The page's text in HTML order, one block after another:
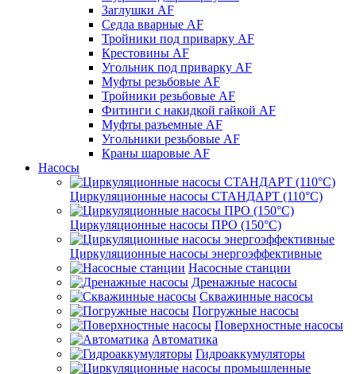
Заглушки AF
Седла вварные AF
Тройники под приварку AF
Крестовины AF
Угольник под приварку AF
Муфты резьбовые AF
Тройники резьбовые AF
Фитинги с накидкой гайкой AF
Муфты разъемные AF
Угольники резьбовые AF
Краны шаровые AF
Насосы
Циркуляционные насосы СТАНДАРТ (110°C)
Циркуляционные насосы ПРО (150°C)
Циркуляционные насосы энергоэффективные
Насосные станции
Дренажные насосы
Скважинные насосы
Погружные насосы
Поверхностные насосы
Автоматика
Гидроаккумуляторы